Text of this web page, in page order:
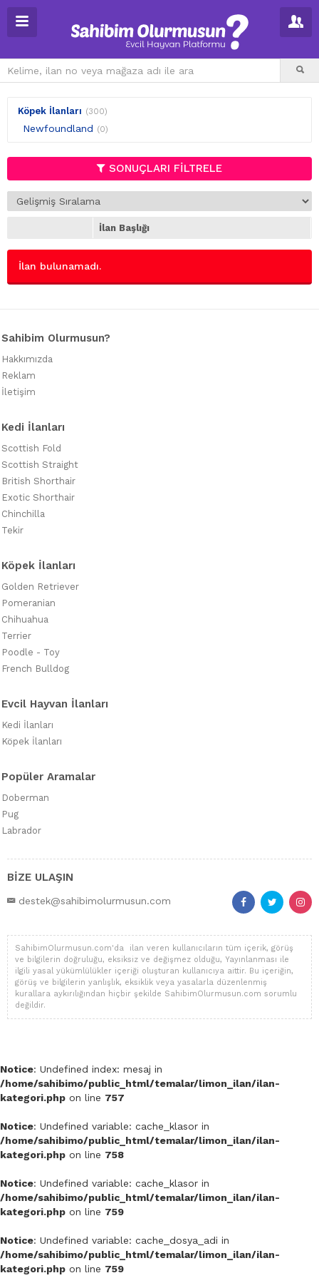
Köpek İlanları (300)
Newfoundland (0)
SONUÇLARI FİLTRELE
İlan Başlığı
İlan bulunamadı.
Sahibim Olurmusun?
Hakkımızda
Reklam
İletişim
Kedi İlanları
Scottish Fold
Scottish Straight
British Shorthair
Exotic Shorthair
Chinchilla
Tekir
Köpek İlanları
Golden Retriever
Pomeranian
Chihuahua
Terrier
Poodle - Toy
French Bulldog
Evcil Hayvan İlanları
Kedi İlanları
Köpek İlanları
Popüler Aramalar
Doberman
Pug
Labrador
BİZE ULAŞIN
destek@sahibimolurmusun.com
SahibimOlurmusun.com'da ilan veren kullanıcıların tüm içerik, görüş
ve bilgilerin doğruluğu, eksiksiz ve değişmez olduğu, Yayınlanması ile
ilgili yasal yükümlülükler içeriği oluşturan kullanıcıya aittir. Bu içeriğin,
görüş ve bilgilerin yanlışlık, eksiklik veya yasalarla düzenlenmiş
kurallara aykırılığından hiçbir şekilde SahibimOlurmusun.com sorumlu
değildir.
Notice: Undefined index: mesaj in
/home/sahibimo/public_html/temalar/limon_ilan/ilan-
kategori.php on line 757
Notice: Undefined variable: cache_klasor in
/home/sahibimo/public_html/temalar/limon_ilan/ilan-
kategori.php on line 758
Notice: Undefined variable: cache_klasor in
/home/sahibimo/public_html/temalar/limon_ilan/ilan-
kategori.php on line 759
Notice: Undefined variable: cache_dosya_adi in
/home/sahibimo/public_html/temalar/limon_ilan/ilan-
kategori.php on line 759